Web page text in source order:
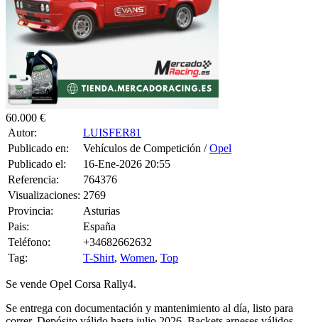
60.000 €
Autor:
LUISFER81
Publicado en:
Vehículos de Competición /Opel
Publicado el:
16-Ene-2026 20:55
Referencia:
764376
Visualizaciones: 2769
Provincia:
Asturias
Pais:
España
Teléfono:
+34682662632
Tag:
T-Shirt, Women, Top
Se vende Opel Corsa Rally4.
Se entrega con documentación y mantenimiento al día, listo para